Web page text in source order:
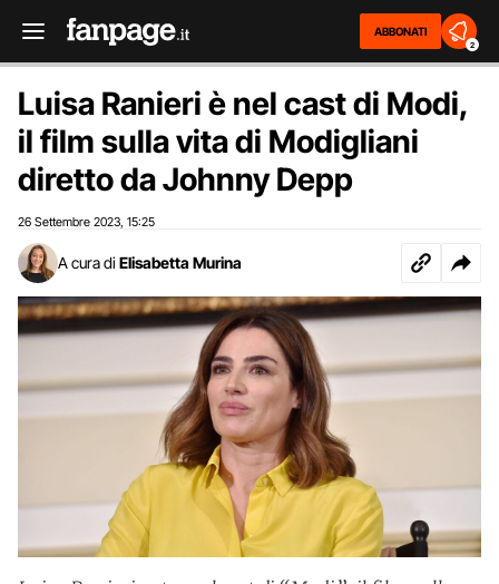
ABBONATI
2
Luisa Ranieri è nel cast di Modi,
il film sulla vita di Modigliani
diretto da Johnny Depp
26 Settembre 2023 15:25
A cura di Elisabetta Murina